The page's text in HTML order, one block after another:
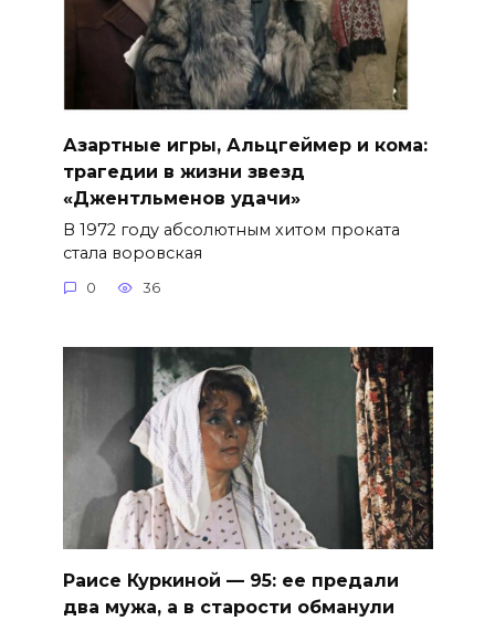
Азартные игры, Альцгеймер и кома:
трагедии в жизни звезд
«Джентльменов удачи»
В 1972 году абсолютным хитом проката
стала воровская
0 36
Раисе Куркиной — 95: ее предали
два мужа, а в старости обманули